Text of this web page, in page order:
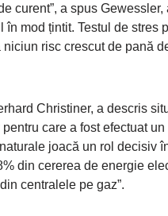
curent”, a spus
în mod țintit. Testul de stres
niciun risc crescut de pană
Christiner, a descris
care a fost efectuat
joacă un rol decisiv
din cererea de energie
centralele pe gaz”.